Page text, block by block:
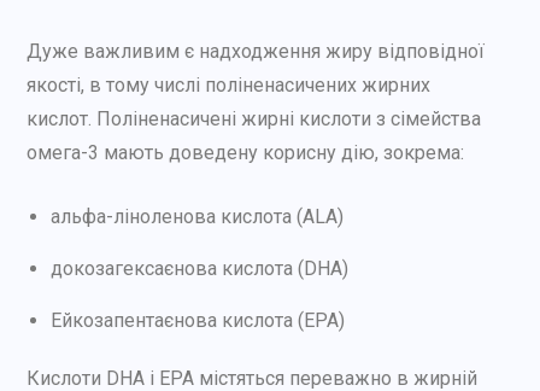
Дуже важливим є надходження жиру відповідної
якості, в тому числі поліненасичених жирних
кислот. Поліненасичені жирні кислоти з сімейства
омега-3 мають доведену корисну дію, зокрема:
альфа-ліноленова кислота (ALA)
докозагексаєнова кислота (DHA)
Ейкозапентаєнова кислота (EPA)
Кислоти DHA і EPA містяться переважно в жирній